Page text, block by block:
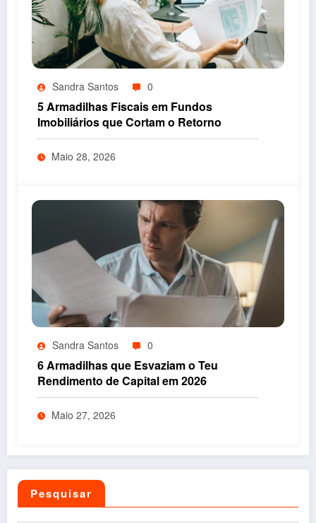
Sandra Santos 0
5 Armadilhas Fiscais em Fundos
Imobiliários que Cortam o Retorno
Maio 28, 2026
Sandra Santos 0
6 Armadilhas que Esvaziam o Teu
Rendimento de Capital em 2026
Maio 27, 2026
Pesquisar